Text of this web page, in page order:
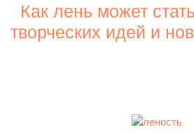
Как лень может
творческих идей и